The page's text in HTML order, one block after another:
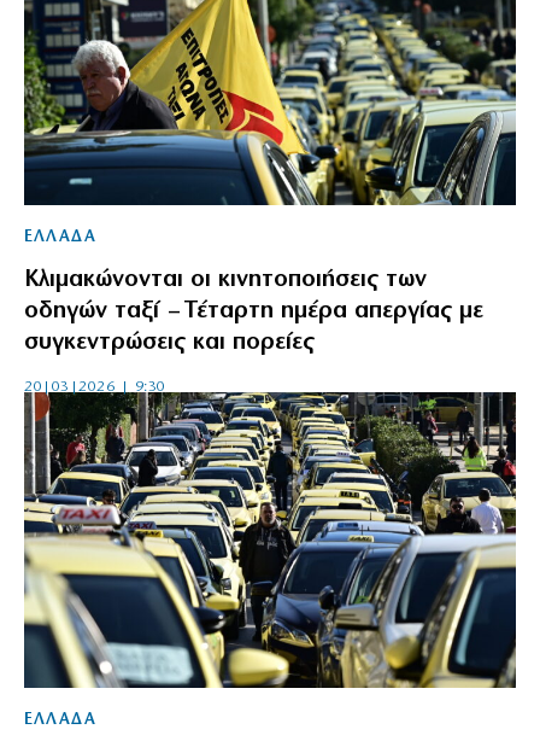
ΕΛΛΑΔΑ
Κλιμακώνονται οι κινητοποιήσεις των
οδηγών ταξί – Τέταρτη ημέρα απεργίας με
συγκεντρώσεις και πορείες
20|03|2026 | 9:30
ΕΛΛΑΔΑ